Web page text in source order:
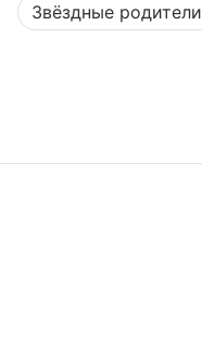
Звёздные родители